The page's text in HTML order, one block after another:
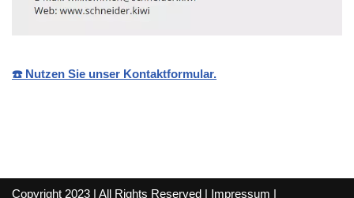
☎️ Nutzen Sie unser Kontaktformular.
Copyright 2023 | All Rights Reserved | Impressum |